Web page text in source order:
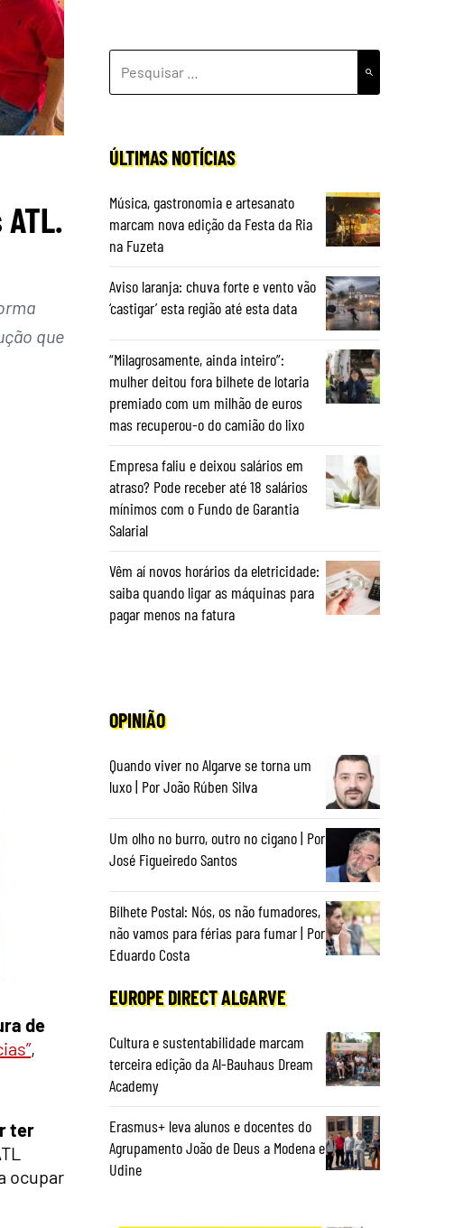
que
de
,
ter
ocupar
POR:
ÚLTIMAS NOTÍCIAS
Música, gastronomia e artesanato
marcam nova edição da Festa da Ria
na Fuzeta
Aviso laranja: chuva forte e vento vão
‘castigar’ esta região até esta data
“Milagrosamente, ainda inteiro”:
mulher deitou fora bilhete de lotaria
premiado com um milhão de euros
mas recuperou-o do camião do lixo
Empresa faliu e deixou salários em
atraso? Pode receber até 18 salários
mínimos com o Fundo de Garantia
Salarial
Vêm aí novos horários da eletricidade:
saiba quando ligar as máquinas para
pagar menos na fatura
OPINIÃO
Quando viver no Algarve se torna um
luxo | Por João Rúben Silva
Um olho no burro, outro no cigano | Por
José Figueiredo Santos
Bilhete Postal: Nós, os não fumadores,
não vamos para férias para fumar | Por
Eduardo Costa
EUROPE DIRECT ALGARVE
Cultura e sustentabilidade marcam
terceira edição da Al-Bauhaus Dream
Academy
Erasmus+ leva alunos e docentes do
Agrupamento João de Deus a Modena e
Udine